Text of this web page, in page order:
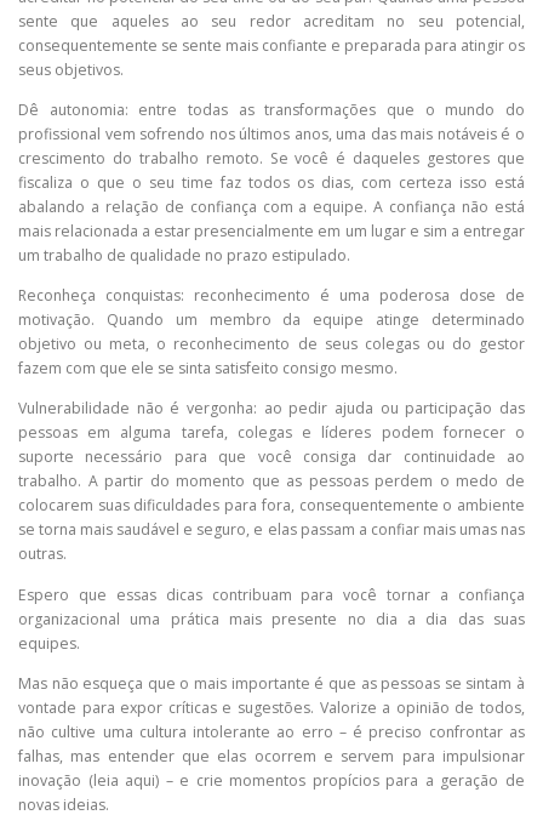
sente que aqueles ao seu redor acreditam no seu potencial,
consequentemente se sente mais confiante e preparada para atingir os
seus objetivos.
Dê autonomia: entre todas as transformações que o mundo do
profissional vem sofrendo nos últimos anos, uma das mais notáveis é o
crescimento do trabalho remoto. Se você é daqueles gestores que
fiscaliza o que o seu time faz todos os dias, com certeza isso está
abalando a relação de confiança com a equipe. A confiança não está
mais relacionada a estar presencialmente em um lugar e sim a entregar
um trabalho de qualidade no prazo estipulado.
Reconheça conquistas: reconhecimento é uma poderosa dose de
motivação. Quando um membro da equipe atinge determinado
objetivo ou meta, o reconhecimento de seus colegas ou do gestor
fazem com que ele se sinta satisfeito consigo mesmo.
Vulnerabilidade não é vergonha: ao pedir ajuda ou participação das
pessoas em alguma tarefa, colegas e líderes podem fornecer o
suporte necessário para que você consiga dar continuidade ao
trabalho. A partir do momento que as pessoas perdem o medo de
colocarem suas dificuldades para fora, consequentemente o ambiente
se torna mais saudável e seguro, e elas passam a confiar mais umas nas
outras.
Espero que essas dicas contribuam para você tornar a confiança
organizacional uma prática mais presente no dia a dia das suas
equipes.
Mas não esqueça que o mais importante é que as pessoas se sintam à
vontade para expor críticas e sugestões. Valorize a opinião de todos,
não cultive uma cultura intolerante ao erro – é preciso confrontar as
falhas, mas entender que elas ocorrem e servem para impulsionar
inovação (leia aqui) – e crie momentos propícios para a geração de
novas ideias.